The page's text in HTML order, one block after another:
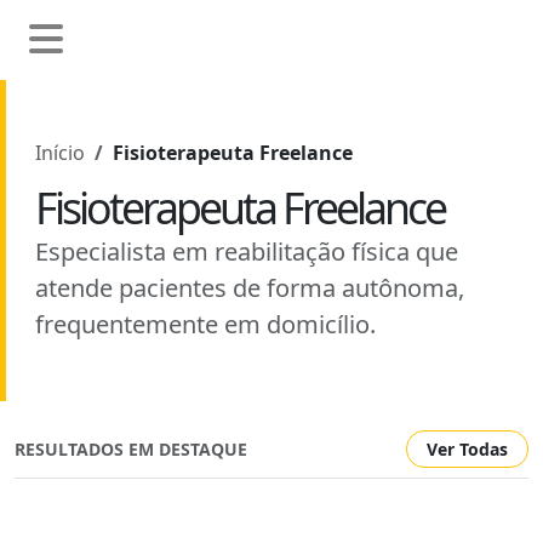
Início Fisioterapeuta Freelance
Fisioterapeuta Freelance
Especialista em reabilitação física que
atende pacientes de forma autônoma,
frequentemente em domicílio.
RESULTADOS EM DESTAQUE Ver Todas